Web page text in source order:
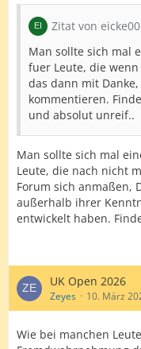
Zitat von
Man sollte sich mal
fuer Leute, die
das dann mit
kommentieren.
und absolut unreif..
Man sollte sich mal
Leute, die nach nicht
Forum sich anmaßen,
außerhalb ihrer
entwickelt haben.
UK Open 2026
Zeyes 10. März
Wie bei manchen